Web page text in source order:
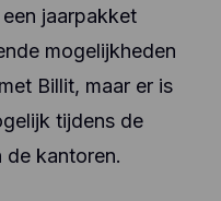
jaarpakket
mogelijkheden
Billit, maar er is
tijdens de
de kantoren.